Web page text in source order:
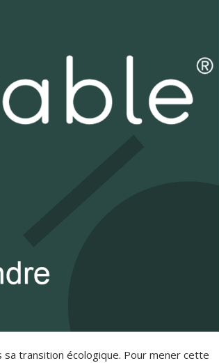
transition écologique. Pour mener cette